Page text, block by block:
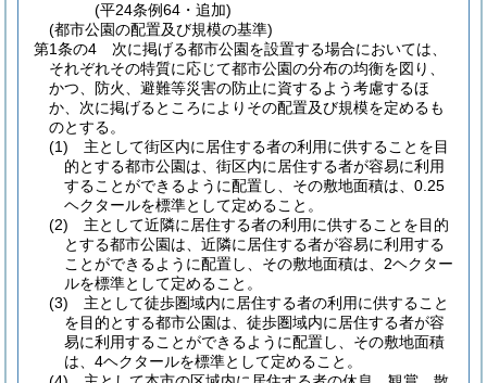
(平24条例64・追加)
(都市公園の配置及び規模の基準)
第1条の4
次に掲げる都市公園を設置する場合においては、
それぞれその特質に応じて都市公園の分布の均衡を図り、
かつ、防火、避難等災害の防止に資するよう考慮するほ
か、次に掲げるところによりその配置及び規模を定めるも
のとする。
(1)
主として街区内に居住する者の利用に供することを目
的とする都市公園は、街区内に居住する者が容易に利用
することができるように配置し、その敷地面積は、0.25
ヘクタールを標準として定めること。
(2)
主として近隣に居住する者の利用に供することを目的
とする都市公園は、近隣に居住する者が容易に利用する
ことができるように配置し、その敷地面積は、2ヘクター
ルを標準として定めること。
(3)
主として徒歩圏域内に居住する者の利用に供すること
を目的とする都市公園は、徒歩圏域内に居住する者が容
易に利用することができるように配置し、その敷地面積
は、4ヘクタールを標準として定めること。